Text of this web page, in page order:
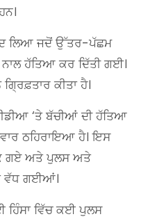
ਲਿਆ ਜਦੋਂ ਉੱਤਰ-ਪੱਛਮ
ਹੱਤਿਆ ਕਰ ਦਿੱਤੀ ਗਈ।
ਕੀਤਾ ਹੈ।
‘ਤੇ ਬੱਚੀਆਂ ਦੀ ਹੱਤਿਆ
ਠਹਿਰਾਇਆ ਹੈ। ਇਸ
ਗਏ ਅਤੇ ਪੁਲਸ ਅਤੇ
ਵੱਧ ਗਈਆਂ।
ਹਿੰਸਾ ਵਿੱਚ ਕਈ ਪੁਲਸ